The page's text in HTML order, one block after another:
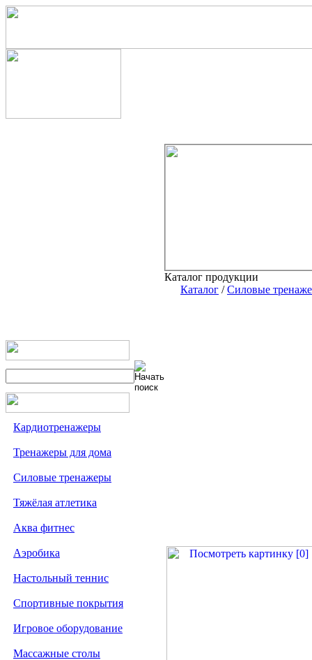
Кардиотренажеры
Тренажеры для дома
Силовые тренажеры
Тяжёлая атлетика
Аква фитнес
Аэробика
Настольный теннис
Спортивные покрытия
Игровое оборудование
Массажные столы
Каталог продукции
Каталог /Силовые